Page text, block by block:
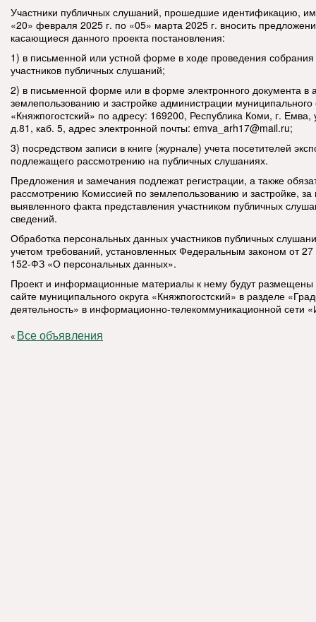
Участники публичных слушаний, прошедшие идентификацию,
«20» февраля 2025 г. по «05» марта 2025 г. вносить
касающиеся данного проекта постановления:
1) в письменной или устной форме в ходе проведения
участников публичных слушаний;
2) в письменной форме или в форме электронного документа в
землепользованию и застройке администрации муниципального
«Княжпогостский» по адресу: 169200, Республика Коми, г. Емва,
д.81, каб. 5, адрес электронной почты: emva_arh17@mail.ru;
3) посредством записи в книге (журнале) учета посетителей
подлежащего рассмотрению на публичных слушаниях.
Предложения и замечания подлежат регистрации, а также
рассмотрению Комиссией по землепользованию и застройке,
выявленного факта представления участником публичных
сведений.
Обработка персональных данных участников публичных
учетом требований, установленных Федеральным законом от
152-ФЗ «О персональных данных».
Проект и информационные материалы к нему будут
сайте муниципального округа «Княжпогостский» в разделе
деятельность» в информационно-телекоммуникационной сети
« Все объявления